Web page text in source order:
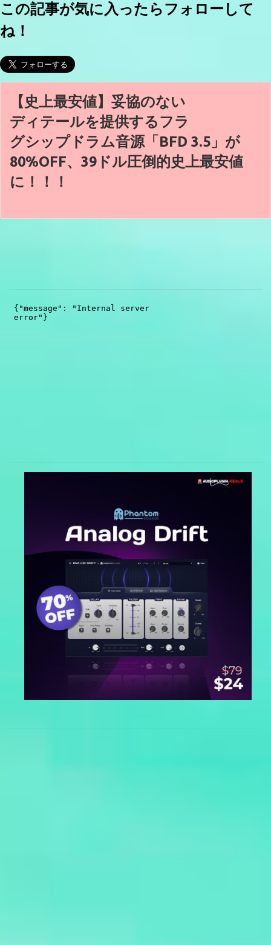
この記事が気に入ったらフォローして
ね！
【史上最安値】妥協のない
ディテールを提供するフラ
グシップドラム音源「BFD 3.5」が
80%OFF、39ドル圧倒的史上最安値
に！！！